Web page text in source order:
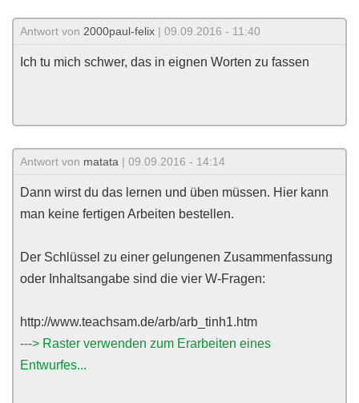
Antwort von 2000paul-felix | 09.09.2016 - 11:40
Ich tu mich schwer, das in eignen Worten zu fassen
Antwort von matata | 09.09.2016 - 14:14
Dann wirst du das lernen und üben müssen. Hier kann
man keine fertigen Arbeiten bestellen.
Der Schlüssel zu einer gelungenen Zusammenfassung
oder Inhaltsangabe sind die vier W-Fragen:
http://www.teachsam.de/arb/arb_tinh1.htm
---> Raster verwenden zum Erarbeiten eines
Entwurfes...